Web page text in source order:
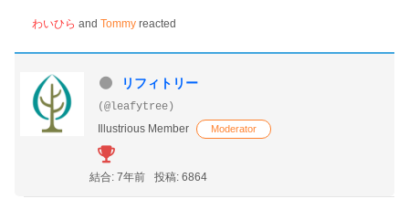
わいひら and Tommy reacted
リフィトリー
(@leafytree)
Illustrious Member
Moderator
結合: 7年前 投稿: 6864